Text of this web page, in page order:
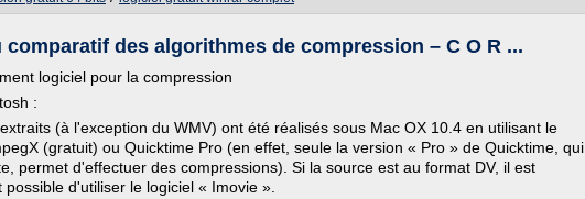
comparatif des algorithmes de compression – C O R ...
logiciel pour la compression
:
(à l'exception du WMV) ont été réalisés sous Mac OX 10.4 en utilisant le
(gratuit) ou Quicktime Pro (en effet, seule la version « Pro » de Quicktime, qui
permet d'effectuer des compressions). Si la source est au format DV, il est
possible d'utiliser le logiciel « Imovie ».